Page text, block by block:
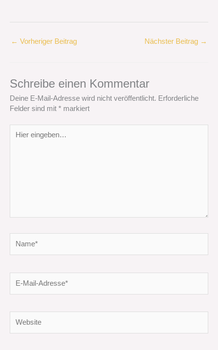
← Vorheriger Beitrag Nächster Beitrag →
Schreibe einen Kommentar
Deine E-Mail-Adresse wird nicht veröffentlicht. Erforderliche
Felder sind mit * markiert
eingeben…
Mail-